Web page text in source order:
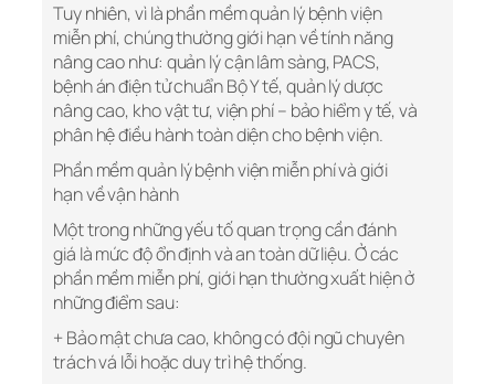
Tuy nhiên, vì là phần mềm quản lý bệnh viện
miễn phí, chúng thường giới hạn về tính năng
nâng cao như: quản lý cận lâm sàng, PACS,
bệnh án điện tử chuẩn Bộ Y tế, quản lý dược
nâng cao, kho vật tư, viện phí – bảo hiểm y tế, và
phân hệ điều hành toàn diện cho bệnh viện.
Phần mềm quản lý bệnh viện miễn phí và giới
hạn về vận hành
Một trong những yếu tố quan trọng cần đánh
giá là mức độ ổn định và an toàn dữ liệu. Ở các
phần mềm miễn phí, giới hạn thường xuất hiện ở
những điểm sau:
+ Bảo mật chưa cao, không có đội ngũ chuyên
trách vá lỗi hoặc duy trì hệ thống.